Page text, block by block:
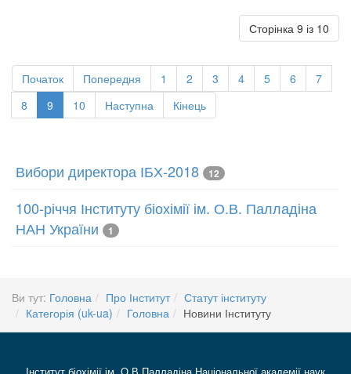
Сторінка 9 із 10
Початок Попередня 1 2 3 4 5 6
7
8
9 10 Наступна Кінець
Вибори директора ІБХ-2018 12
100-річчя Інституту біохімії ім. О.В. Палладіна
НАН України
1
Ви тут: Головна Про Інститут
Статут інституту
Категорія (uk-ua)
Головна Новини Інституту